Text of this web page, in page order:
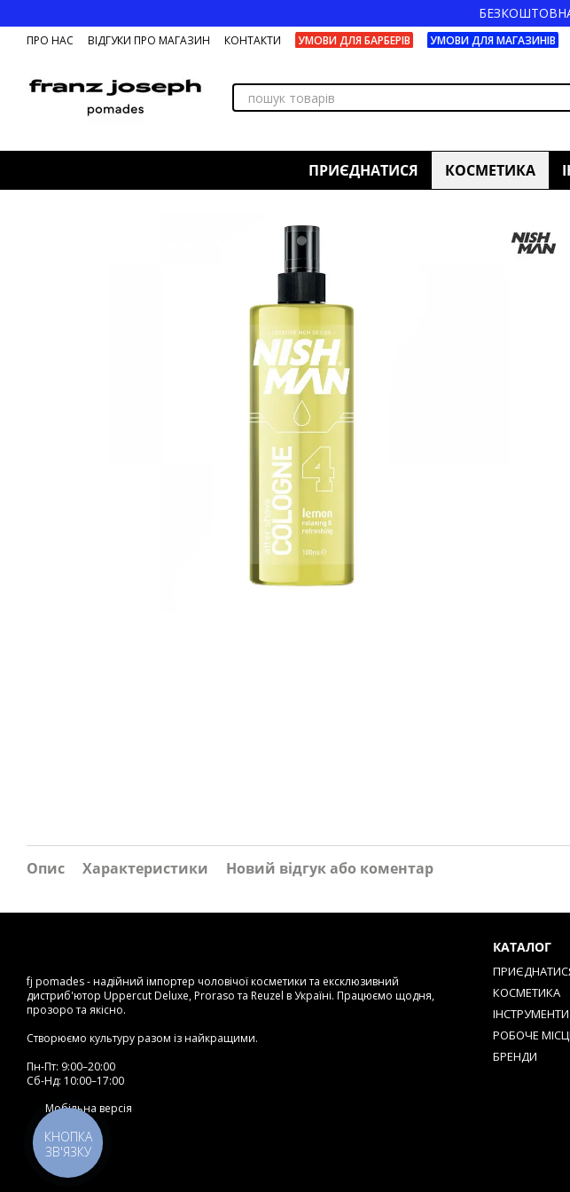
ПРО НАС ВІДГУКИ ПРО МАГАЗИН КОНТАКТИ УМОВИ ДЛЯ БАРБЕРІВ УМОВИ ДЛЯ МАГАЗИНІВ
ПРИЄДНАТИСЯ КОСМЕТИКА
Опис Характеристики Новий відгук або коментар
fj pomades - надійний імпортер чоловічої косметики та ексклюзивний
дистриб'ютор Uppercut Deluxe, Proraso та Reuzel в Україні. Працюємо щодня,
прозоро та якісно.
Створюємо культуру разом із найкращими.
Пн-Пт: 9:00–20:00
Сб-Нд: 10:00–17:00
Мобільна версія
КАТАЛОГ
КОСМЕТИКА
ІНСТРУМЕНТИ
РОБОЧЕ
БРЕНДИ
КНОПКА
ЗВ'ЯЗКУ